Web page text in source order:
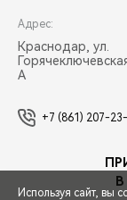
Адрес:
Краснодар, ул.
А
+7 (861) 207-
Используя сайт, вы